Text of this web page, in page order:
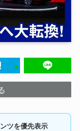
ツを優先表示